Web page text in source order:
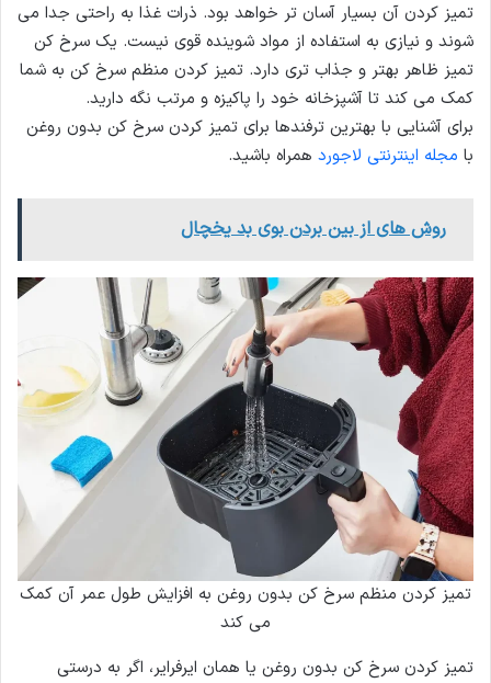
تمیز کردن آن بسیار آسان تر خواهد بود. ذرات غذا به راحتی جدا می
شوند و نیازی به استفاده از مواد شوینده قوی نیست. یک سرخ کن
تمیز ظاهر بهتر و جذاب تری دارد. تمیز کردن منظم سرخ کن به شما
کمک می کند تا آشپزخانه خود را پاکیزه و مرتب نگه دارید.
برای آشنایی با بهترین ترفندها برای تمیز کردن سرخ کن بدون روغن
با مجله اینترنتی لاجورد همراه باشید.
روش های از بین بردن بوی بد یخچال
تمیز کردن منظم سرخ کن بدون روغن به افزایش طول عمر آن کمک
می کند
تمیز کردن سرخ کن بدون روغن یا همان ایرفرایر، اگر به درستی